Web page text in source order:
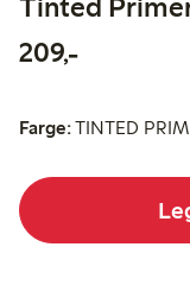
209,-209,00 kr
Farge:TINTED